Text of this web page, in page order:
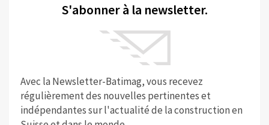
S'abonner à la newsletter.
Avec la Newsletter-Batimag, vous recevez
régulièrement des nouvelles pertinentes et
indépendantes sur l'actualité de la construction en